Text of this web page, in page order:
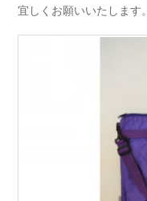
宜しくお願いいたします。